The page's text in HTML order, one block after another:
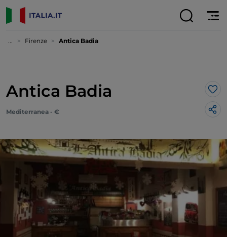
... Firenze Antica Badia
Antica Badia
Mediterranea - €